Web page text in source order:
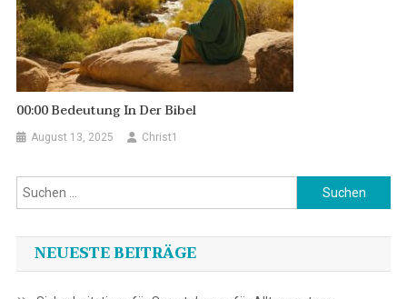
00:00 Bedeutung In Der Bibel
August 13, 2025 Christ1
Suchen
nach:
NEUESTE BEITRÄGE